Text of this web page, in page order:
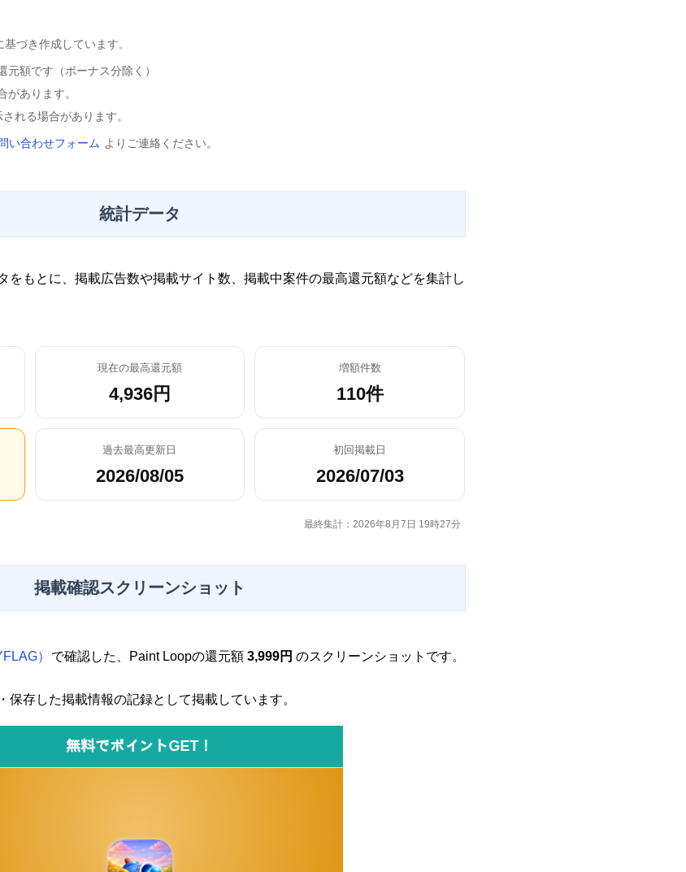
基づき作成しています。
額です（ボーナス分除く）
あります。
れる場合があります。
い合わせフォーム よりご連絡ください。
統計データ
をもとに、掲載広告数や掲載サイト数、掲載中案件の最高還元額などを集計し
現在の最高還元額
4,936円
増額件数
110件
過去最高更新日
2026/08/05
初回掲載日
2026/07/03
最終集計：2026年8月7日 19時27分
掲載確認スクリーンショット
） で確認した、Paint Loopの還元額 3,999円 のスクリーンショットです。
保存した掲載情報の記録として掲載しています。